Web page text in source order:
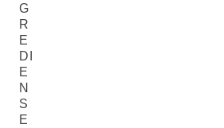
G
R
E
DI
E
N
S
E